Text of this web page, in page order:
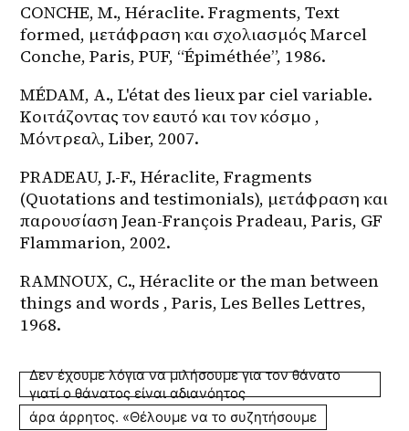
CONCHE, M., Héraclite. Fragments, Text
formed, μετάφραση και σχολιασμός Marcel
Conche, Paris, PUF, “Épiméthée”, 1986.
MÉDAM, A., L'état des lieux par ciel variable.
Κοιτάζοντας τον εαυτό και τον κόσμο ,
Μόντρεαλ, Liber, 2007.
PRADEAU, J.-F., Héraclite, Fragments
(Quotations and testimonials), μετάφραση και
παρουσίαση Jean-François Pradeau, Paris, GF
Flammarion, 2002.
RAMNOUX, C., Héraclite or the man between
things and words , Paris, Les Belles Lettres,
1968.
Δεν έχουμε λόγια να μιλήσουμε για τον θάνατο
γιατί ο θάνατος είναι αδιανόητος
άρα άρρητος. «Θέλουμε να το συζητήσουμε